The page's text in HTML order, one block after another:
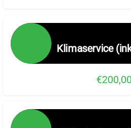
Klimaservice
€200,00